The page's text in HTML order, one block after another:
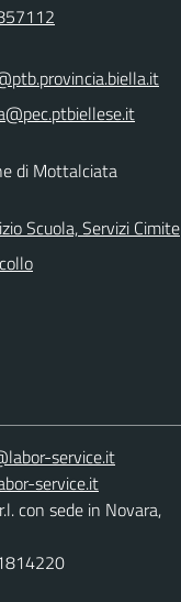
di Mottalciata
Scuola, Servizi Cimite
con sede in Novara,